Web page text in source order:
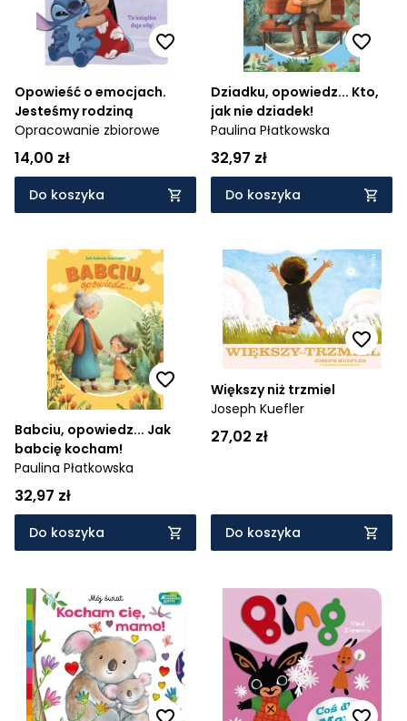
Opowieść o emocjach.
Jesteśmy rodziną
Opracowanie zbiorowe
14,00 zł
Do koszyka
Dziadku, opowiedz... Kto,
jak nie dziadek!
Paulina Płatkowska
32,97 zł
Do koszyka
Babciu, opowiedz... Jak
babcię kocham!
Paulina Płatkowska
32,97 zł
Do koszyka
Większy niż trzmiel
Joseph Kuefler
27,02 zł
Do koszyka